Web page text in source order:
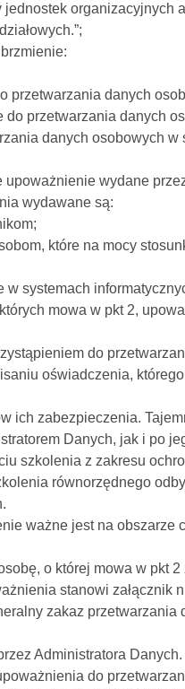
organizacyjnych
przetwarzania danych
do przetwarzania danych
danych osobowych w
wydane przez
wydawane są:
które na mocy
mowa w pkt 2,
do
oświadczenia, którego
Danych, jak i po jego
z zakresu
równorzędnego
ważne jest na obszarze
o której mowa w pkt 2
stanowi załącznik
zakaz przetwarzania
Administratora Danych.
do